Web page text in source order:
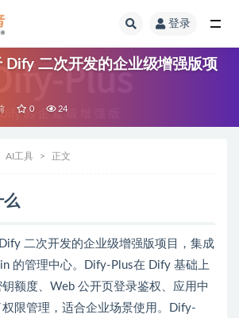
登录
Dify 二次开发的企业级增强版项
0 24
AI工具 正文
么
二次开发的企业级增强版项目，集成
的管理中心。Dify-Plus在 Dify 基础上
额度、Web 公开页登录鉴权、应用中
限管理，适合企业场景使用。Dify-